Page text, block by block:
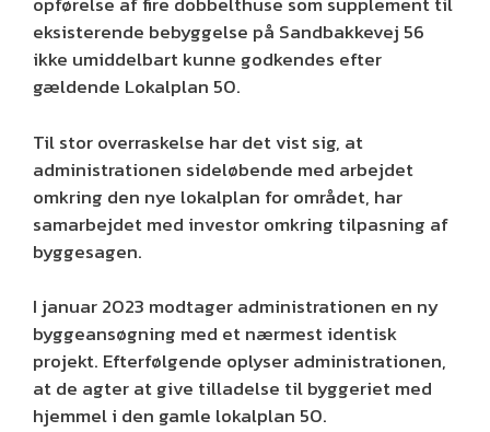
eksisterende bebyggelse på Sandbakkevej 56
ikke umiddelbart kunne godkendes efter
gældende Lokalplan 50.
Til stor overraskelse har det vist sig, at
administrationen sideløbende med arbejdet
omkring den nye lokalplan for området, har
samarbejdet med investor omkring tilpasning af
byggesagen.
I januar 2023 modtager administrationen en ny
byggeansøgning med et nærmest identisk
projekt. Efterfølgende oplyser administrationen,
at de agter at give tilladelse til byggeriet med
hjemmel i den gamle lokalplan 50.